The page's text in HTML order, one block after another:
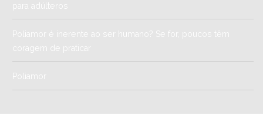
para adúlteros
Poliamor é inerente ao ser humano? Se for, poucos têm
coragem de praticar
Poliamor